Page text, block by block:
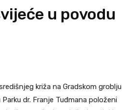
u povodu
križa na Gradskom groblju
dr. Franje Tuđmana položeni